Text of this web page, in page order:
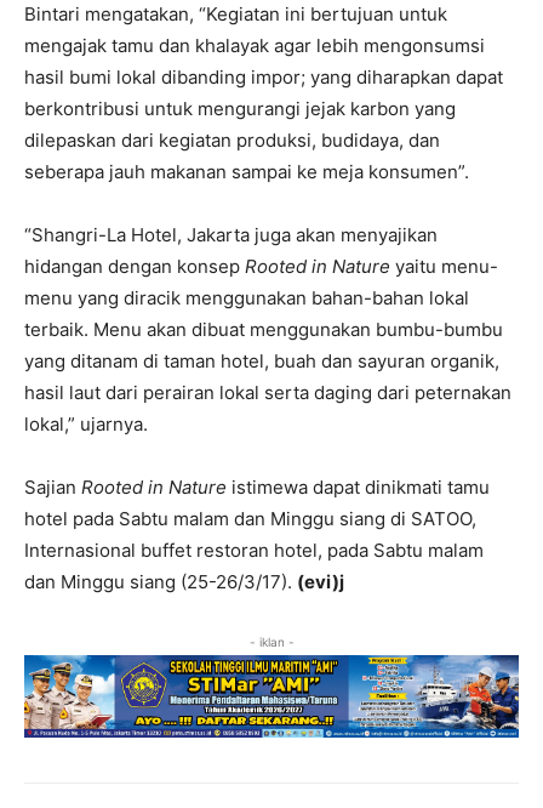
Bintari mengatakan, “Kegiatan ini bertujuan untuk
mengajak tamu dan khalayak agar lebih mengonsumsi
hasil bumi lokal dibanding impor; yang diharapkan dapat
berkontribusi untuk mengurangi jejak karbon yang
dilepaskan dari kegiatan produksi, budidaya, dan
seberapa jauh makanan sampai ke meja konsumen”.
“Shangri-La Hotel, Jakarta juga akan menyajikan
hidangan dengan konsep Rooted in Nature yaitu menu-
menu yang diracik menggunakan bahan-bahan lokal
terbaik. Menu akan dibuat menggunakan bumbu-bumbu
yang ditanam di taman hotel, buah dan sayuran organik,
hasil laut dari perairan lokal serta daging dari peternakan
lokal,” ujarnya.
Sajian Rooted in Nature istimewa dapat dinikmati tamu
hotel pada Sabtu malam dan Minggu siang di SATOO,
Internasional buffet restoran hotel, pada Sabtu malam
dan Minggu siang (25-26/3/17). (evi)j
- iklan -